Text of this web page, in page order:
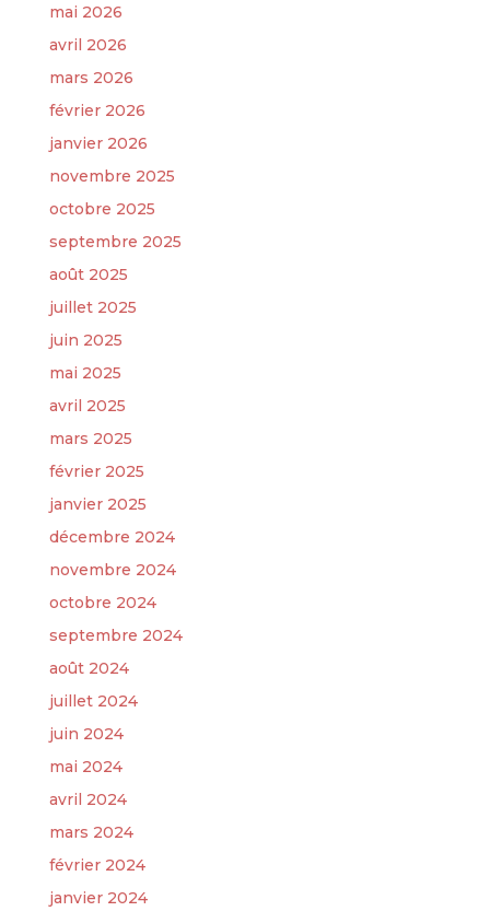
mai 2026
avril 2026
mars 2026
février 2026
janvier 2026
novembre 2025
octobre 2025
septembre 2025
août 2025
juillet 2025
juin 2025
mai 2025
avril 2025
mars 2025
février 2025
janvier 2025
décembre 2024
novembre 2024
octobre 2024
septembre 2024
août 2024
juillet 2024
juin 2024
mai 2024
avril 2024
mars 2024
février 2024
janvier 2024